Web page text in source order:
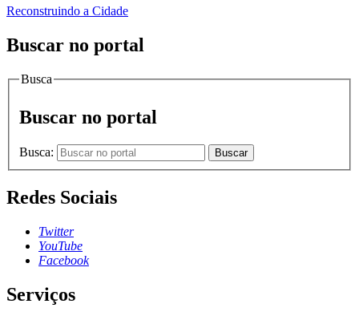
Reconstruindo a Cidade
Buscar no portal
Busca
Buscar no portal
Busca: Buscar
Redes Sociais
Twitter
YouTube
Facebook
Serviços